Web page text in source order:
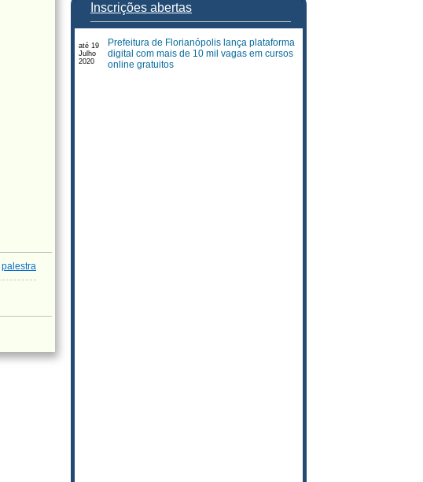
palestra
Inscrições abertas
até 19
Julho
2020
Prefeitura de Florianópolis lança plataforma
digital com mais de 10 mil vagas em cursos
online gratuitos